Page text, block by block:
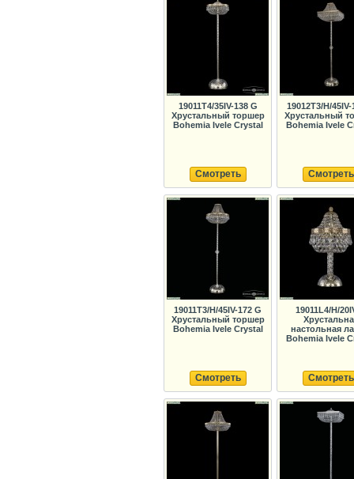
19011T4/35IV-138 G
Хрустальный торшер
Bohemia Ivele Crystal
Смотреть
19012T3/H/45IV-
Хрустальный
Bohemia Ivele
Смотреть
19011T3/H/45IV-172 G
Хрустальный торшер
Bohemia Ivele Crystal
Смотреть
19011L4/H/
настольная
Bohemia Ivele
Смотреть